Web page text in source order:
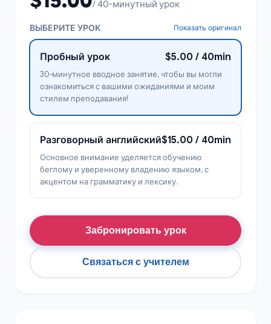
/ 40-минутный урок
ВЫБЕРИТЕ УРОК Показать оригинал
Пробный урок $5.00 / 40min
30-минутное вводное занятие, чтобы вы могли
ознакомиться с вашими ожиданиями и моим
стилем преподавания!
Разговорный английский$15.00 / 40min
Основное внимание уделяется обучению
беглому и уверенному владению языком, с
акцентом на грамматику и лексику.
Забронировать урок
Связаться с учителем